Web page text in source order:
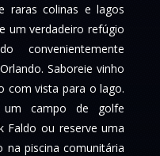
raras colinas e lagos
um verdadeiro refúgio
convenientemente
Saboreie vinho
com vista para o lago.
campo de golfe
Faldo ou reserve uma
na piscina comunitária